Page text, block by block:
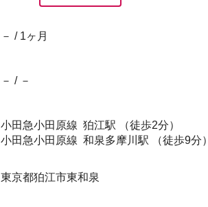
－ / 1ヶ月
－ / －
小田急小田原線 狛江駅 （徒歩2分）
小田急小田原線 和泉多摩川駅 （徒歩9分）
東京都狛江市東和泉